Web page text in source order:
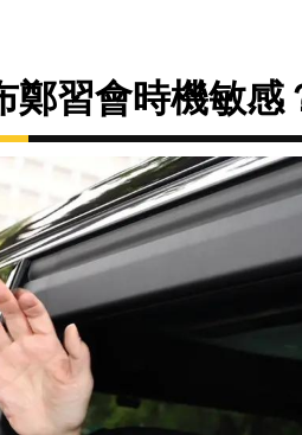
鄭習會時機敏感